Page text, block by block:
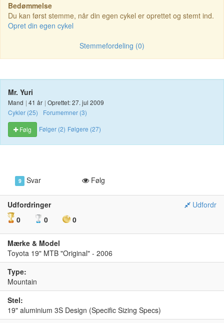
Bedømmelse
Du kan først stemme, når din egen cykel er oprettet og stemt ind.
Opret din egen cykel
Stemmefordeling (0)
Mr. Yuri
Mand | 41 år | Oprettet: 27. jul 2009
Cykler (25)
Forumemner (3)
Følg
Følger (2) Følgere (27)
9 Svar Følg
Udfordringer
Udfordr
0
0 0
Mærke & Model
Toyota 19" MTB "Original" - 2006
Type:
Mountain
Stel:
19" aluminium 3S Design (Specific Sizing Specs)